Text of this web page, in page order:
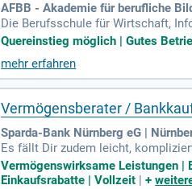
AFBB - Akademie für berufliche
Die Berufsschule für Wirtschaft,
6/2027. Diese Stelle kann in
e, Handel, Logistik und mehr. Wir
Planung und Durchführung von
s und fördern Sie das Wissen in
Quereinstieg möglich | Gutes
mehr erfahren
Vermögensberater /
Sparda-Bank Nürnberg eG |
Es fällt Dir zudem leicht,
Du hast Spaß am Vertrieb von
Vermögenswirksame Leistungen |
Einkaufsrabatte | Vollzeit |+